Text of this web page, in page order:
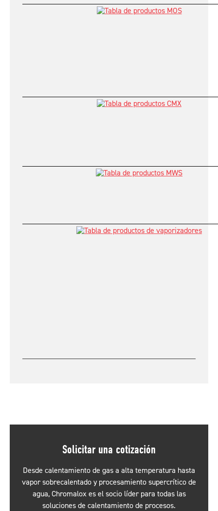
Solicitar una cotización
Desde calentamiento de gas a alta temperatura hasta
vapor sobrecalentado y procesamiento supercrítico de
agua, Chromalox es el socio líder para todas las
soluciones de calentamiento de procesos.